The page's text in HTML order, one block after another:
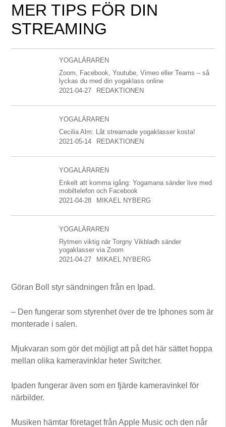
MER TIPS FÖR DIN
STREAMING
YOGALÄRAREN
Zoom, Facebook, Youtube, Vimeo eller Teams – så
lyckas du med din yogaklass online
2021-04-27
REDAKTIONEN
YOGALÄRAREN
Cecilia Alm: Låt streamade yogaklasser kosta!
2021-05-14
REDAKTIONEN
YOGALÄRAREN
Enkelt att komma igång: Yogamana sänder live med
mobiltelefon och Facebook
2021-04-28
MIKAEL NYBERG
YOGALÄRAREN
Rytmen viktig när Torgny Vikbladh sänder
yogaklasser via Zoom
2021-04-27
MIKAEL NYBERG
Göran Boll styr sändningen från en Ipad.
– Den fungerar som styrenhet över de tre Iphones som är
monterade i salen.
Mjukvaran som gör det möjligt att på det här sättet hoppa
mellan olika kameravinklar heter Switcher.
Ipaden fungerar även som en fjärde kameravinkel för
närbilder.
Musiken hämtar företaget från Apple Music och den når